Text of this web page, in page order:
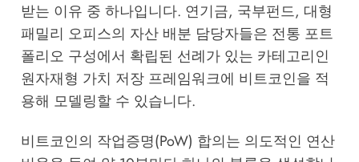
받는 이유 중 하나입니다. 연기금, 국부펀드, 대형
패밀리 오피스의 자산 배분 담당자들은 전통 포트
폴리오 구성에서 확립된 선례가 있는 카테고리인
원자재형 가치 저장 프레임워크에 비트코인을 적
용해 모델링할 수 있습니다.
비트코인의 작업증명(PoW) 합의는 의도적인 연산